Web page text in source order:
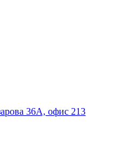
36А, офис 213